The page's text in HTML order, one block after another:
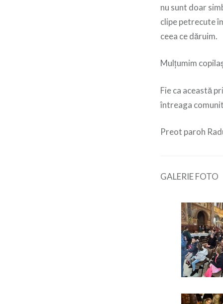
nu sunt doar
clipe petrecute
ceea ce dăruim.
Mulțumim
Fie ca această
întreaga
Preot paroh
GALERIE FOTO